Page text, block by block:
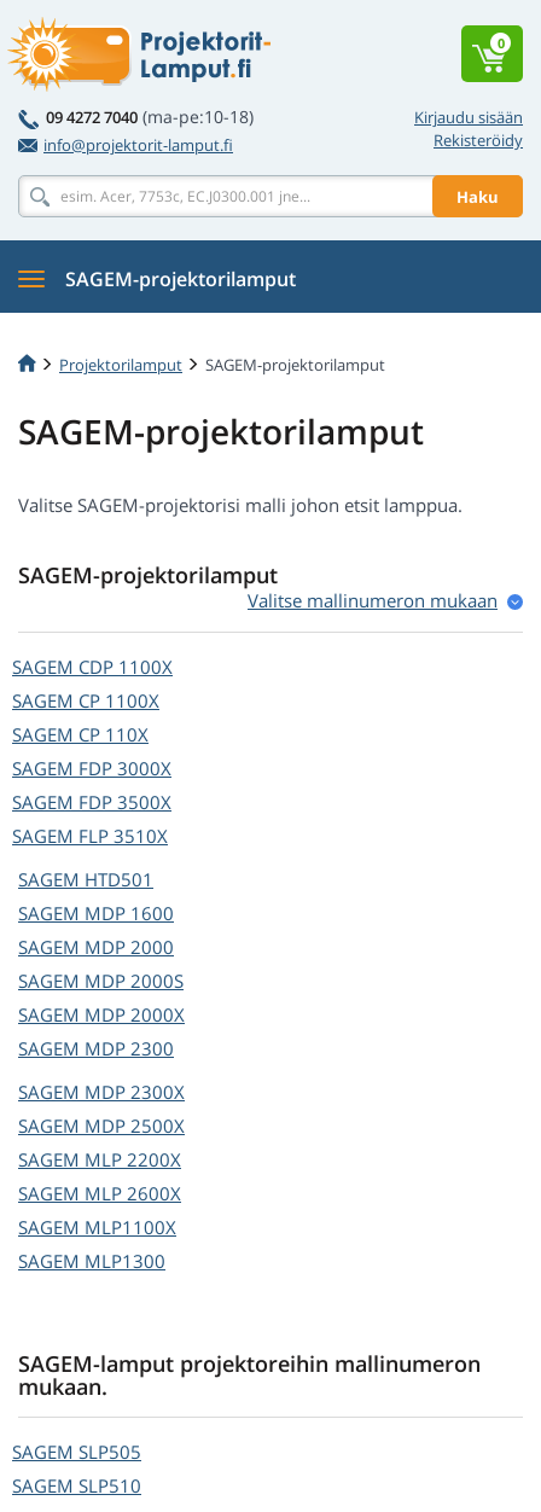
Kirjaudu sisään
Rekisteröidy
09 4272 7040 (ma-pe:10-18)
info@projektorit-lamput.fi
Haku
0
SAGEM-projektorilamput
Projektorilamput SAGEM-projektorilamput
SAGEM-projektorilamput
Valitse SAGEM-projektorisi malli johon etsit lamppua.
SAGEM-projektorilamput
Valitse mallinumeron mukaan
SAGEM CDP 1100X
SAGEM CP 1100X
SAGEM CP 110X
SAGEM FDP 3000X
SAGEM FDP 3500X
SAGEM FLP 3510X
SAGEM HTD501
SAGEM MDP 1600
SAGEM MDP 2000
SAGEM MDP 2000S
SAGEM MDP 2000X
SAGEM MDP 2300
SAGEM MDP 2300X
SAGEM MDP 2500X
SAGEM MLP 2200X
SAGEM MLP 2600X
SAGEM MLP1100X
SAGEM MLP1300
SAGEM-lamput projektoreihin mallinumeron
mukaan.
SAGEM SLP505
SAGEM SLP510